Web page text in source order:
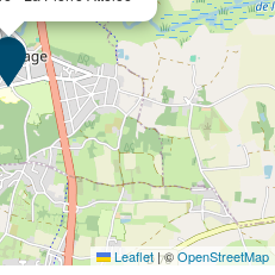
Leaflet |©OpenStreetMap